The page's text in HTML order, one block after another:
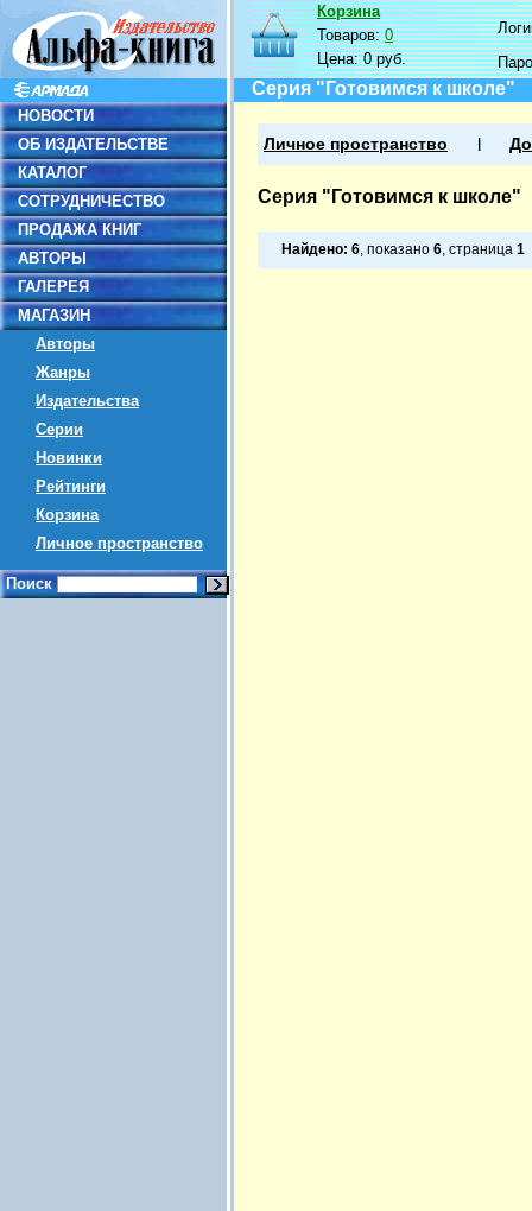
НОВОСТИ
ОБ ИЗДАТЕЛЬСТВЕ
КАТАЛОГ
СОТРУДНИЧЕСТВО
ПРОДАЖА КНИГ
АВТОРЫ
ГАЛЕРЕЯ
МАГАЗИН
Авторы
Жанры
Издательства
Серии
Новинки
Рейтинги
Корзина
Личное пространство
Поиск
Корзина
Товаров:0
Цена:0 руб.
Серия "Готовимся к школе"
Личное пространство
Серия "Готовимся к школе"
Найдено: 6, показано 6, страница 1